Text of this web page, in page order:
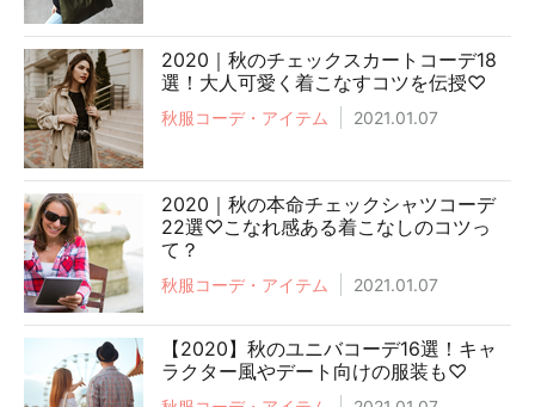
2020｜秋のチェックスカートコーデ18
選！大人可愛く着こなすコツを伝授♡
秋服コーデ・アイテム 2021.01.07
2020｜秋の本命チェックシャツコーデ
22選♡こなれ感ある着こなしのコツっ
て？
秋服コーデ・アイテム 2021.01.07
【2020】秋のユニバコーデ16選！キャ
ラクター風やデート向けの服装も♡